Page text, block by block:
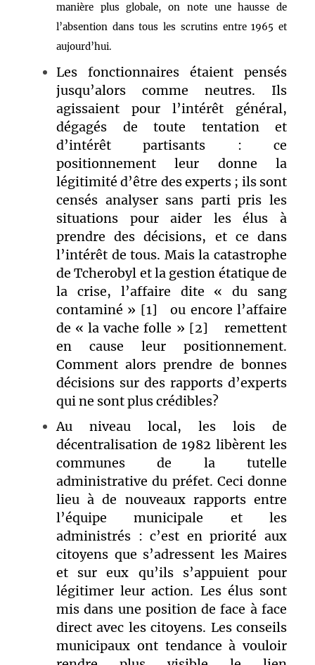
manière plus globale, on note une hausse de
l’absention dans tous les scrutins entre 1965 et
aujourd’hui.
Les fonctionnaires étaient pensés
jusqu’alors comme neutres. Ils
agissaient pour l’intérêt général,
dégagés de toute tentation et
d’intérêt partisants : ce
positionnement leur donne la
légitimité d’être des experts ; ils sont
censés analyser sans parti pris les
situations pour aider les élus à
prendre des décisions, et ce dans
l’intérêt de tous. Mais la catastrophe
de Tcherobyl et la gestion étatique de
la crise, l’affaire dite « du sang
contaminé » [1]
ou encore l’affaire
de « la vache folle » [2]
remettent
en cause leur positionnement.
Comment alors prendre de bonnes
décisions sur des rapports d’experts
qui ne sont plus crédibles?
Au niveau local, les lois de
décentralisation de 1982 libèrent les
communes de la tutelle
administrative du préfet. Ceci donne
lieu à de nouveaux rapports entre
l’équipe municipale et les
administrés : c’est en priorité aux
citoyens que s’adressent les Maires
et sur eux qu’ils s’appuient pour
légitimer leur action. Les élus sont
mis dans une position de face à face
direct avec les citoyens. Les conseils
municipaux ont tendance à vouloir